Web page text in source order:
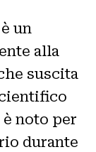
un
alla
suscita
noto per
durante